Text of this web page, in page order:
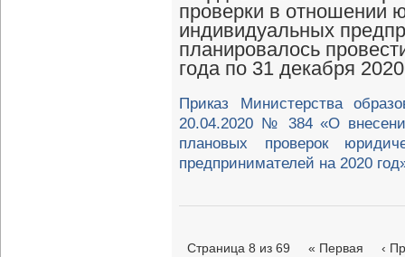
проверки в отношении
индивидуальных
планировалось
года по 31 декабря
Приказ Министерства
20.04.2020 № 384 «О
плановых проверок
предпринимателей на 2020
Страница 8 из 69 « Первая
‹